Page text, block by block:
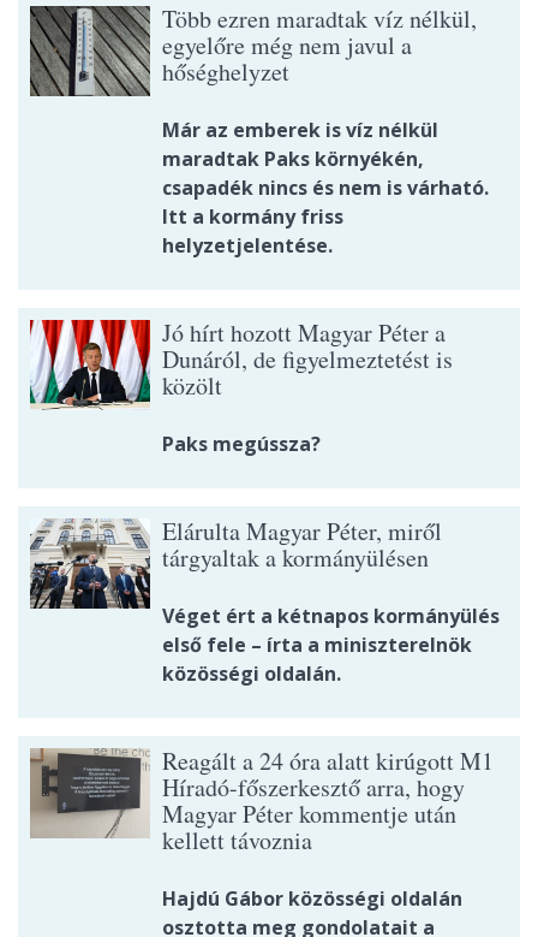
Több ezren maradtak víz nélkül,
egyelőre még nem javul a
hőséghelyzet
Már az emberek is víz nélkül
maradtak Paks környékén,
csapadék nincs és nem is várható.
Itt a kormány friss
helyzetjelentése.
Jó hírt hozott Magyar Péter a
Dunáról, de figyelmeztetést is
közölt
Paks megússza?
Elárulta Magyar Péter, miről
tárgyaltak a kormányülésen
Véget ért a kétnapos kormányülés
első fele – írta a miniszterelnök
közösségi oldalán.
Reagált a 24 óra alatt kirúgott M1
Híradó-főszerkesztő arra, hogy
Magyar Péter kommentje után
kellett távoznia
Hajdú Gábor közösségi oldalán
osztotta meg gondolatait a